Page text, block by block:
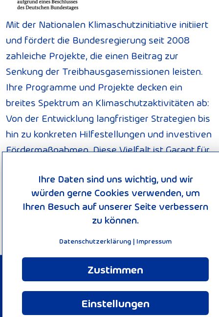
Mit der Nationalen Klimaschutzinitiative initiiert
und fördert die Bundesregierung seit 2008
zahleiche Projekte, die einen Beitrag zur
Senkung der Treibhausgasemissionen leisten.
Ihre Programme und Projekte decken ein
breites Spektrum an Klimaschutzaktivitäten ab:
Von der Entwicklung langfristiger Strategien bis
hin zu konkreten Hilfestellungen und investiven
Fördermaßnahmen. Diese Vielfalt ist Garant für
trägt zu einer Verankerung des Klimaschutzes
vor Ort bei. Von ihr profitieren Verbraucherinnen
und Verbraucher ebenso wie Unternehmen,
Kommunen oder Bildungseinrichtungen.
© 2026 KEEN-Verbund
Datenschutzerklärung
Ihre Daten sind uns wichtig, und wir
würden gerne Cookies verwenden, um
Ihren Besuch auf unserer Seite verbessern
zu können.
Datenschutzerklärung | Impressum
Zustimmen
Einstellungen